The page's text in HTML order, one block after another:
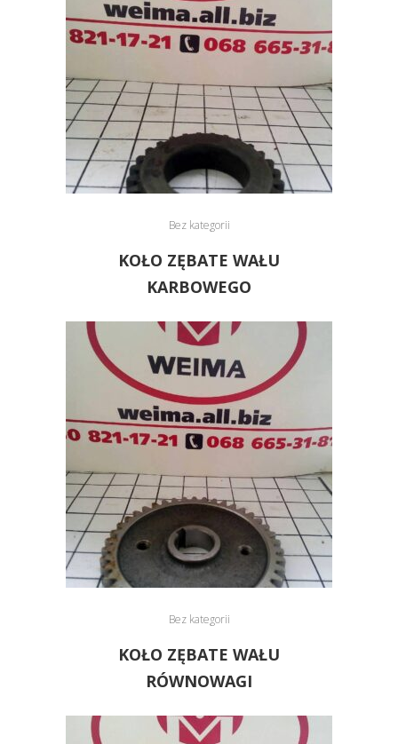
Bez kategorii
KOŁO ZĘBATE WAŁU
KARBOWEGO
Bez kategorii
KOŁO ZĘBATE WAŁU
RÓWNOWAGI